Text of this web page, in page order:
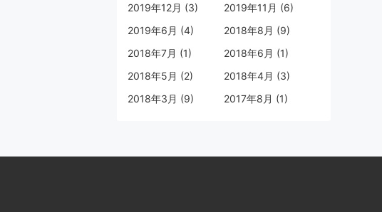
梦，19年来全心全意做好产品、重视服务、管好
企业、培育人才、与合作伙伴共成长，助力行业发
2019年12月 (3)
2019年11月 (6)
2019年6月 (4)
2018年8月 (9)
2018年7月 (1)
2018年6月 (1)
2018年5月 (2)
2018年4月 (3)
2018年3月 (9)
2017年8月 (1)